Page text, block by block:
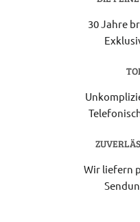
30 Jahre
Wir liefern